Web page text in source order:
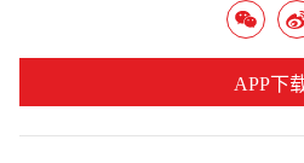
APP下